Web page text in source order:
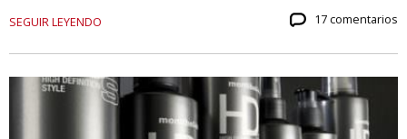
SEGUIR LEYENDO 17 comentarios